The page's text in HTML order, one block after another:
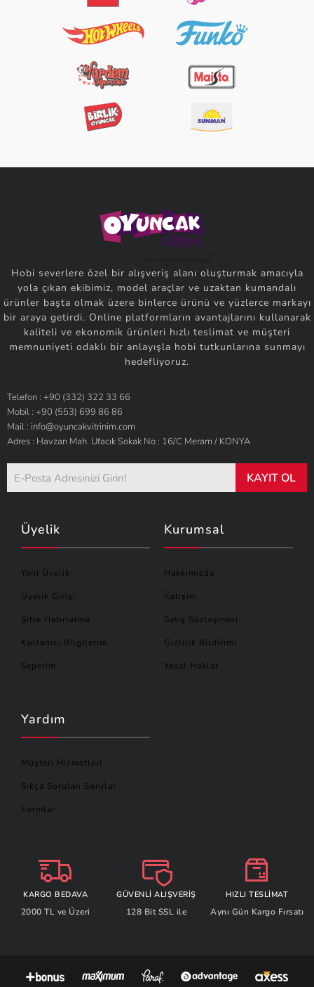
Hobi severlere özel bir alışveriş alanı oluşturmak amacıyla
yola çıkan ekibimiz, model araçlar ve uzaktan kumandalı
ürünler başta olmak üzere binlerce ürünü ve yüzlerce markayı
bir araya getirdi. Online platformların avantajlarını kullanarak
kaliteli ve ekonomik ürünleri hızlı teslimat ve müşteri
memnuniyeti odaklı bir anlayışla hobi tutkunlarına sunmayı
hedefliyoruz.
Telefon : +90 (332) 322 33 66
Mobil : +90 (553) 699 86 86
Mail : info@oyuncakvitrinim.com
Adres : Havzan Mah. Ufacık Sokak No : 16/C Meram / KONYA
KAYIT OL
Üyelik
Yeni Üyelik
Üyelik Girişi
Şifre Hatırlatma
Kullanıcı Bilgilerim
Sepetim
Kurumsal
Hakkımızda
İletişim
Satış Sözleşmesi
Gizlilik Bildirimi
Yasal Haklar
Yardım
Müşteri Hizmetleri
Sıkça Sorulan Sorular
Formlar
KARGO BEDAVA
2000 TL ve Üzeri
GÜVENLİ ALIŞVERİŞ
128 Bit SSL ile
HIZLI TESLİMAT
Aynı Gün Kargo Fırsatı